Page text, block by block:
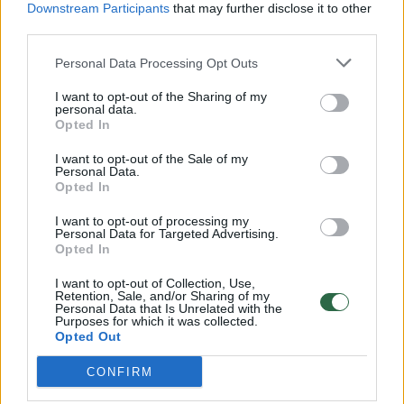
Downstream Participants that may further disclose it to other
Personal Data Processing Opt Outs
I want to opt-out of the Sharing of my
personal data.
Opted In
I want to opt-out of the Sale of my
Personal Data.
Opted In
I want to opt-out of processing my
Personal Data for Targeted Advertising.
Opted In
I want to opt-out of Collection, Use,
Retention, Sale, and/or Sharing of my
Personal Data that Is Unrelated with the
Purposes for which it was collected.
Opted Out
CONFIRM
00:00:57
32 laipsnių šilumos
Žinios | Orai
Nufilmavo, kaip patvino Vilniaus Vakarinis aplinkkelis:
vaizdas pribloškia
prisiminimais apie Kazimierą Prunskienę
Žinios | Lietuvos diena